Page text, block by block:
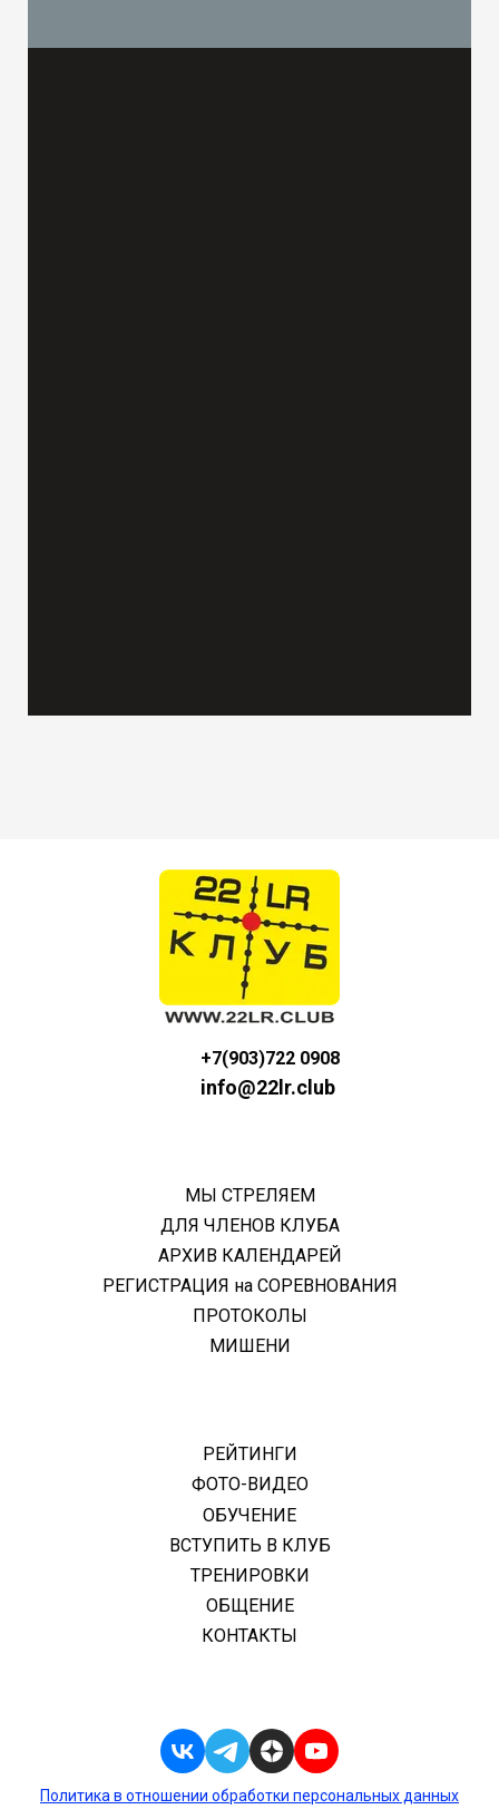
+7(903)722 0908
info@22lr.club
МЫ СТРЕЛЯЕМ
ДЛЯ ЧЛЕНОВ КЛУБА
АРХИВ КАЛЕНДАРЕЙ
РЕГИСТРАЦИЯ на СОРЕВНОВАНИЯ
ПРОТОКОЛЫ
МИШЕНИ
РЕЙТИНГИ
ФОТО-ВИДЕО
ОБУЧЕНИЕ
ВСТУПИТЬ В КЛУБ
ТРЕНИРОВКИ
ОБЩЕНИЕ
КОНТАКТЫ
Политика в отношении обработки персональных данных